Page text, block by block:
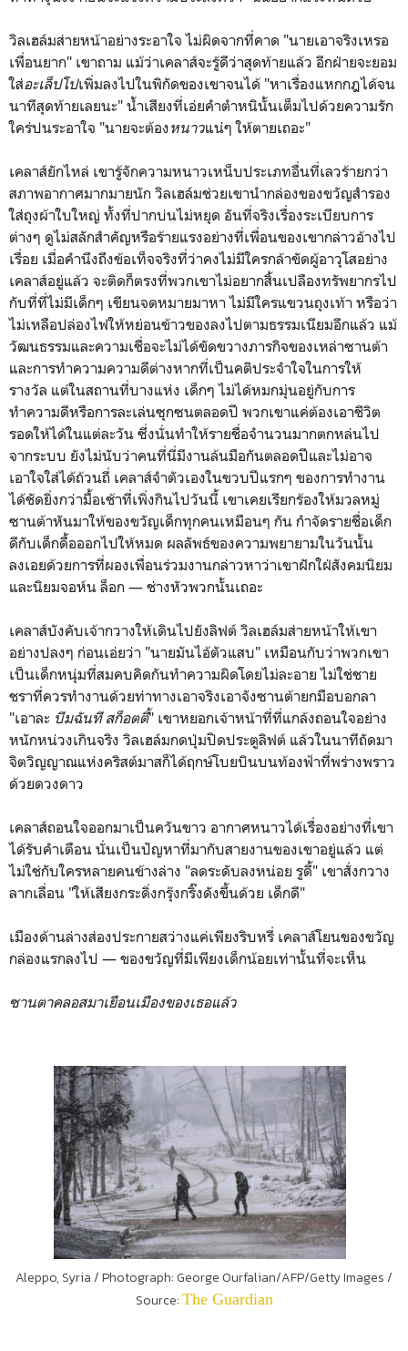
วิลเฮล์มส่ายหน้าอย่างระอาใจ ไม่ผิดจากที่คาด "นายเอาจริงเหรอ
เพื่อนยาก" เขาถาม แม้ว่าเคลาส์จะรู้ดีว่าสุดท้ายแล้ว อีกฝ่ายจะยอม
ใส่อะเล็ปโปเพิ่มลงไปในพิกัดของเขาจนได้ "หาเรื่องแหกกฎได้จน
นาทีสุดท้ายเลยนะ" น้ำเสียงที่เอ่ยคำตำหนินั้นเต็มไปด้วยความรัก
ใคร่ปนระอาใจ "นายจะต้องหนาวแน่ๆ ให้ตายเถอะ"
เคลาส์ยักไหล่ เขารู้จักความหนาวเหน็บประเภทอื่นที่เลวร้ายกว่า
สภาพอากาศมากมายนัก วิลเฮล์มช่วยเขานำกล่องของขวัญสำรอง
ใส่ถุงผ้าใบใหญ่ ทั้งที่ปากบ่นไม่หยุด อันที่จริงเรื่องระเบียบการ
ต่างๆ ดูไม่สลักสำคัญหรือร้ายแรงอย่างที่เพื่อนของเขากล่าวอ้างไป
เรื่อย เมื่อคำนึงถึงข้อเท็จจริงที่ว่าคงไม่มีใครกล้าขัดผู้อาวุโสอย่าง
เคลาส์อยู่แล้ว จะติดก็ตรงที่พวกเขาไม่อยากสิ้นเปลืองทรัพยากรไป
กับที่ที่ไม่มีเด็กๆ เขียนจดหมายมาหา ไม่มีใครแขวนถุงเท้า หรือว่า
ไม่เหลือปล่องไฟให้หย่อนข้าวของลงไปตามธรรมเนียมอีกแล้ว แม้
วัฒนธรรมและความเชื่อจะไม่ได้ขัดขวางภารกิจของเหล่าซานต้า
และการทำความความดีต่างหากที่เป็นคติประจำใจในการให้
รางวัล แต่ในสถานที่บางแห่ง เด็กๆ ไม่ได้หมกมุ่นอยู่กับการ
ทำความดีหรือการละเล่นซุกซนตลอดปี พวกเขาแค่ต้องเอาชีวิต
รอดให้ได้ในแต่ละวัน ซึ่งนั่นทำให้รายชื่อจำนวนมากตกหล่นไป
จากระบบ ยังไม่นับว่าคนที่นี่มีงานล้นมือกันตลอดปีและไม่อาจ
เอาใจใส่ได้ถ้วนถี่ เคลาส์จำตัวเองในขวบปีแรกๆ ของการทำงาน
ได้ชัดยิ่งกว่ามื้อเช้าที่เพิ่งกินไปวันนี้ เขาเคยเรียกร้องให้มวลหมู่
ซานต้าหันมาให้ของขวัญเด็กทุกคนเหมือนๆ กัน กำจัดรายชื่อเด็ก
ดีกับเด็กดื้อออกไปให้หมด ผลลัพธ์ของความพยายามในวันนั้น
ลงเอยด้วยการที่ผองเพื่อนร่วมงานกล่าวหาว่าเขาฝักใฝ่สังคมนิยม
และนิยมจอห์น ล็อก — ช่างหัวพวกนั้นเถอะ
เคลาส์บังคับเจ้ากวางให้เดินไปยังลิฟต์ วิลเฮล์มส่ายหน้าให้เขา
อย่างปลงๆ ก่อนเอ่ยว่า "นายมันไอ้ตัวแสบ" เหมือนกับว่าพวกเขา
เป็นเด็กหนุ่มที่สมคบคิดกันทำความผิดโดยไม่ละอาย ไม่ใช่ชาย
ชราที่ควรทำงานด้วยท่าทางเอาจริงเอาจังซานต้ายกมือบอกลา
"เอาละ บีมฉันที สก็อตตี้" เขาหยอกเจ้าหน้าที่ที่แกล้งถอนใจอย่าง
หนักหน่วงเกินจริง วิลเฮล์มกดปุ่มปิดประตูลิฟต์ แล้วในนาทีถัดมา
จิตวิญญาณแห่งคริสต์มาสก็ได้ฤกษ์โบยบินบนท้องฟ้าที่พร่างพราว
ด้วยดวงดาว
เคลาส์ถอนใจออกมาเป็นควันขาว อากาศหนาวได้เรื่องอย่างที่เขา
ได้รับคำเตือน นั่นเป็นปัญหาที่มากับสายงานของเขาอยู่แล้ว แต่
ไม่ใช่กับใครหลายคนข้างล่าง "ลดระดับลงหน่อย รูดี้" เขาสั่งกวาง
ลากเลื่อน "ให้เสียงกระดิ่งกรุ๊งกริ๊งดังขึ้นด้วย เด็กดี"
เมืองด้านล่างส่องประกายสว่างแค่เพียงริบหรี่ เคลาส์โยนของขวัญ
กล่องแรกลงไป — ของขวัญที่มีเพียงเด็กน้อยเท่านั้นที่จะเห็น
ซานตาคลอสมาเยือนเมืองของเธอแล้ว
Aleppo, Syria / Photograph: George Ourfalian/AFP/Getty Images /
Source: The Guardian